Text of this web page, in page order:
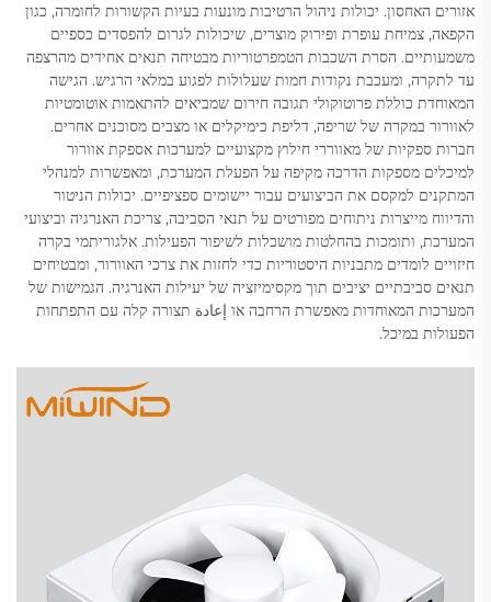
אזורים האחסון. יכולות ניהול הרטיבות מונעות בעיות הקשורות לחומרה, כגון
הקפאה, צמיחת עופרת ופירוק מוצרים, שיכולות לגרום להפסדים כספיים
משמעותיים. הסרת השכבות הטמפרטוריות מבטיחה תנאים אחידים מהרצפה
עד לתקרה, ומעכבת נקודות חמות שעלולות לפגוע במלאי הרגיש. הגישה
המאוחדת כוללת פרוטוקולי תגובה חירום שמביאים להתאמות אוטומטיות
לאוורור במקרה של שריפה, דליפת כימיקלים או מצבים מסוכנים אחרים.
חברות ספקיות של מאווררי חילוץ מקצועיים למערכות אספקת אוורור
למיכלים מספקות הדרכה מקיפה על הפעלת המערכת, ומאפשרות למנהלי
המתקנים למקסם את הביצועים עבור יישומים ספציפיים. יכולות הניטור
והדיווח מייצרות ניתוחים מפורטים על תנאי הסביבה, צריכת האנרגיה וביצועי
המערכת, ותומכות בהחלטות מושכלות לשיפור הפעילות. אלגוריתמי בקרה
חיזויים לומדים מתבניות היסטוריות כדי לחזות את צרכי האוורור, ומבטיחים
תנאים סביבתיים יציבים תוך מקסימיזציה של יעילות האנרגיה. הגמישות של
המערכות המאוחדות מאפשרת הרחבה או إعادة תצורה קלה עם התפתחות
הפעולות במיכל.